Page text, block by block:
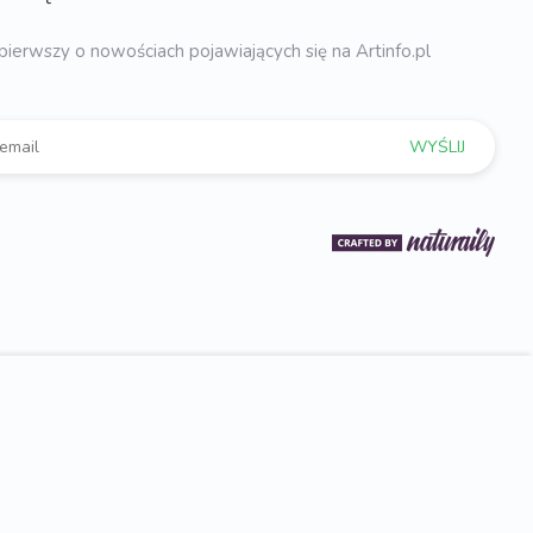
o nowościach pojawiających się na Artinfo.pl
WYŚLIJ